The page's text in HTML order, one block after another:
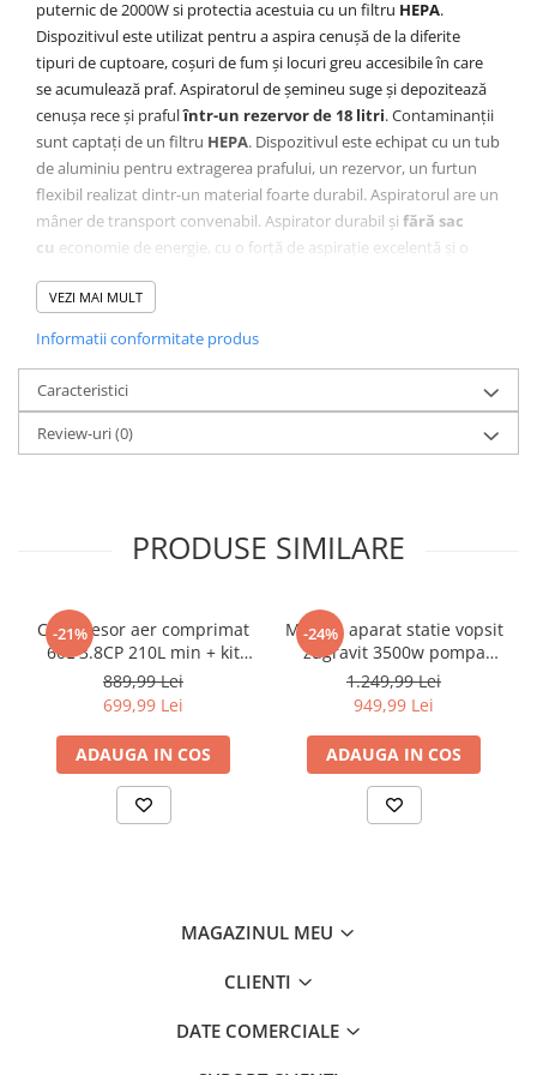
Aparat taiat cu plasma
Aparate sudura
Masca de sudura
Sursa lumina
UPS Sursa curent
Vibrator beton
Cilindru hidraulic
Cricuri
Macarale
Prese
Scule pentru gresat
Suport motor
Suporti
Traversa echilibrare / adaptor
ridcare
Truse diverse consumabile
Scule pentru gresat
Scule pentru instalatori
Scule pentru lemn
Surubelnite
Truse scule
Ventuze
puternic de 2000W si protectia acestuia cu un filtru HEPA.
Dispozitivul este utilizat pentru a aspira cenușă de la diferite
tipuri de cuptoare, coșuri de fum și locuri greu accesibile în care
se acumulează praf. Aspiratorul de șemineu suge și depozitează
cenușa rece și prafulîntr-un rezervor de 18 litri. Contaminanții
sunt captați de un filtru HEPA. Dispozitivul este echipat cu un tub
de aluminiu pentru extragerea prafului, un rezervor, un furtun
flexibil realizat dintr-un material foarte durabil. Aspiratorul are un
mâner de transport convenabil. Aspirator durabil și fără sac
cu economie de energie, cu o forță de aspirație excelentă și o
durabilitate incredibile.
DATE TEHNICE:
Sursa de alimentare:
Putere:2000W
Lungimea furtunului:1 m
VEZI MAI MULT
Informatii conformitate produs
Caracteristici
Review-uri(0)
PRODUSE SIMILARE
-21%
Compresor aer comprimat
60L 3.8CP 210L min + kit
pmeumatic 5piese 8bar (BX-
3257+)
889,99 Lei
699,99 Lei
ADAUGA IN COS
-24%
Masina aparat statie vopsit
zugravit 3500w pompa
vopsea var lac lavabil
225bar 15Lmin (KD2123)
1.249,99 Lei
949,99 Lei
ADAUGA IN COS
MAGAZINUL MEU
CLIENTI
DATE COMERCIALE